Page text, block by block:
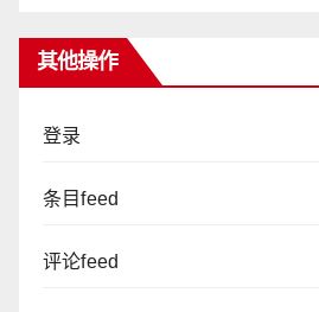
其他操作
登录
条目feed
评论feed